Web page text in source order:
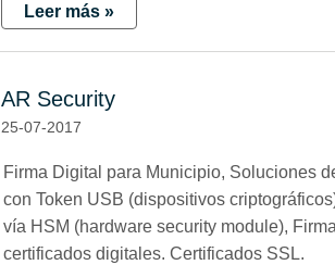
Leer más »
AR Security
25-07-2017
Firma Digital para Municipio, Soluciones
con Token USB (dispositivos
vía HSM (hardware security module),
certificados digitales. Certificados SSL.